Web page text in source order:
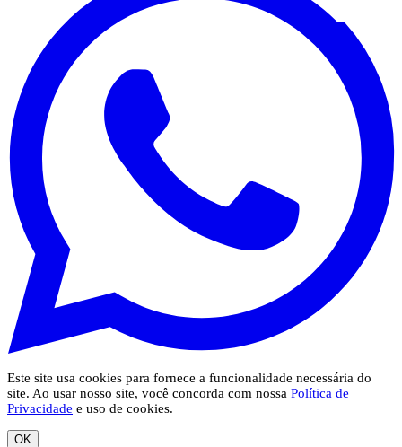
Este site usa cookies para fornece a funcionalidade necessária do
site. Ao usar nosso site, você concorda com nossa Política de
Privacidade e uso de cookies.
OK